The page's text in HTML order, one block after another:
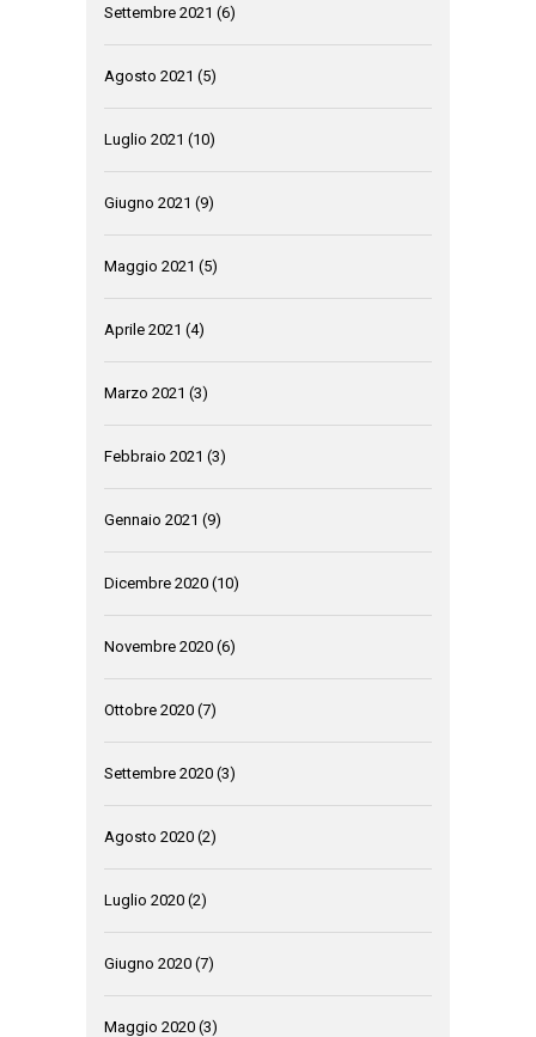
Settembre 2021 (6)
Agosto 2021 (5)
Luglio 2021 (10)
Giugno 2021 (9)
Maggio 2021 (5)
Aprile 2021 (4)
Marzo 2021 (3)
Febbraio 2021 (3)
Gennaio 2021 (9)
Dicembre 2020 (10)
Novembre 2020 (6)
Ottobre 2020 (7)
Settembre 2020 (3)
Agosto 2020 (2)
Luglio 2020 (2)
Giugno 2020 (7)
Maggio 2020 (3)